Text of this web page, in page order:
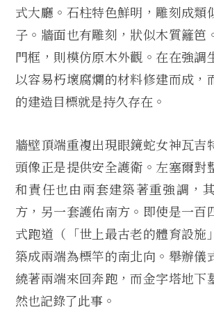
式大廳。石柱特色鮮明，雕刻成類
子。牆面也有雕刻，狀似木質籬笆
門框，則模仿原木外觀。在在強調
以容易朽壞腐爛的材料修建而成，
的建造目標就是持久存在。
牆壁頂端重複出現眼鏡蛇女神瓦吉
頭像正是提供安全護衛。左塞爾對
和責任也由兩套建築著重強調，
方，另一套護佑南方。即使是一百
式跑道（「世上最古老的體育設施
築成兩端為標竿的南北向。舉辦儀
繞著兩端來回奔跑，而金字塔地下
然也記錄了此事。